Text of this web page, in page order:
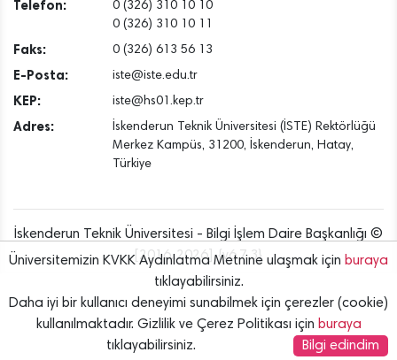
Telefon:
0 (326) 310 10 10
0 (326) 310 10 11
Faks: 0 (326) 613 56 13
E-Posta: iste@iste.edu.tr
KEP: iste@hs01.kep.tr
Adres:
İskenderun Teknik Üniversitesi (İSTE) Rektörlüğü
Merkez Kampüs, 31200, İskenderun, Hatay,
Türkiye
İskenderun Teknik Üniversitesi - Bilgi İşlem Daire Başkanlığı ©
[2016..2026] {v6.7.3}
Üniversitemizin KVKK Aydınlatma Metnine ulaşmak için buraya
tıklayabilirsiniz.
Daha iyi bir kullanıcı deneyimi sunabilmek için çerezler (cookie)
kullanılmaktadır. Gizlilik ve Çerez Politikası için buraya
tıklayabilirsiniz.
Bilgi edindim